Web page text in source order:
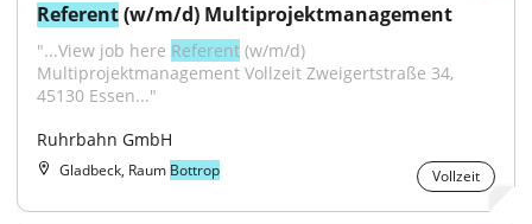
Referent (w/m/d) Multiprojektmanagement
"...View job here Referent (w/m/d)
Multiprojektmanagement Vollzeit Zweigertstraße 34,
45130 Essen..."
Ruhrbahn GmbH
Gladbeck, Raum Bottrop Vollzeit